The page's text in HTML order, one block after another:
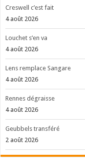
Creswell c’est fait
4 août 2026
Louchet s’en va
4 août 2026
Lens remplace Sangare
4 août 2026
Rennes dégraisse
4 août 2026
Geubbels transféré
2 août 2026